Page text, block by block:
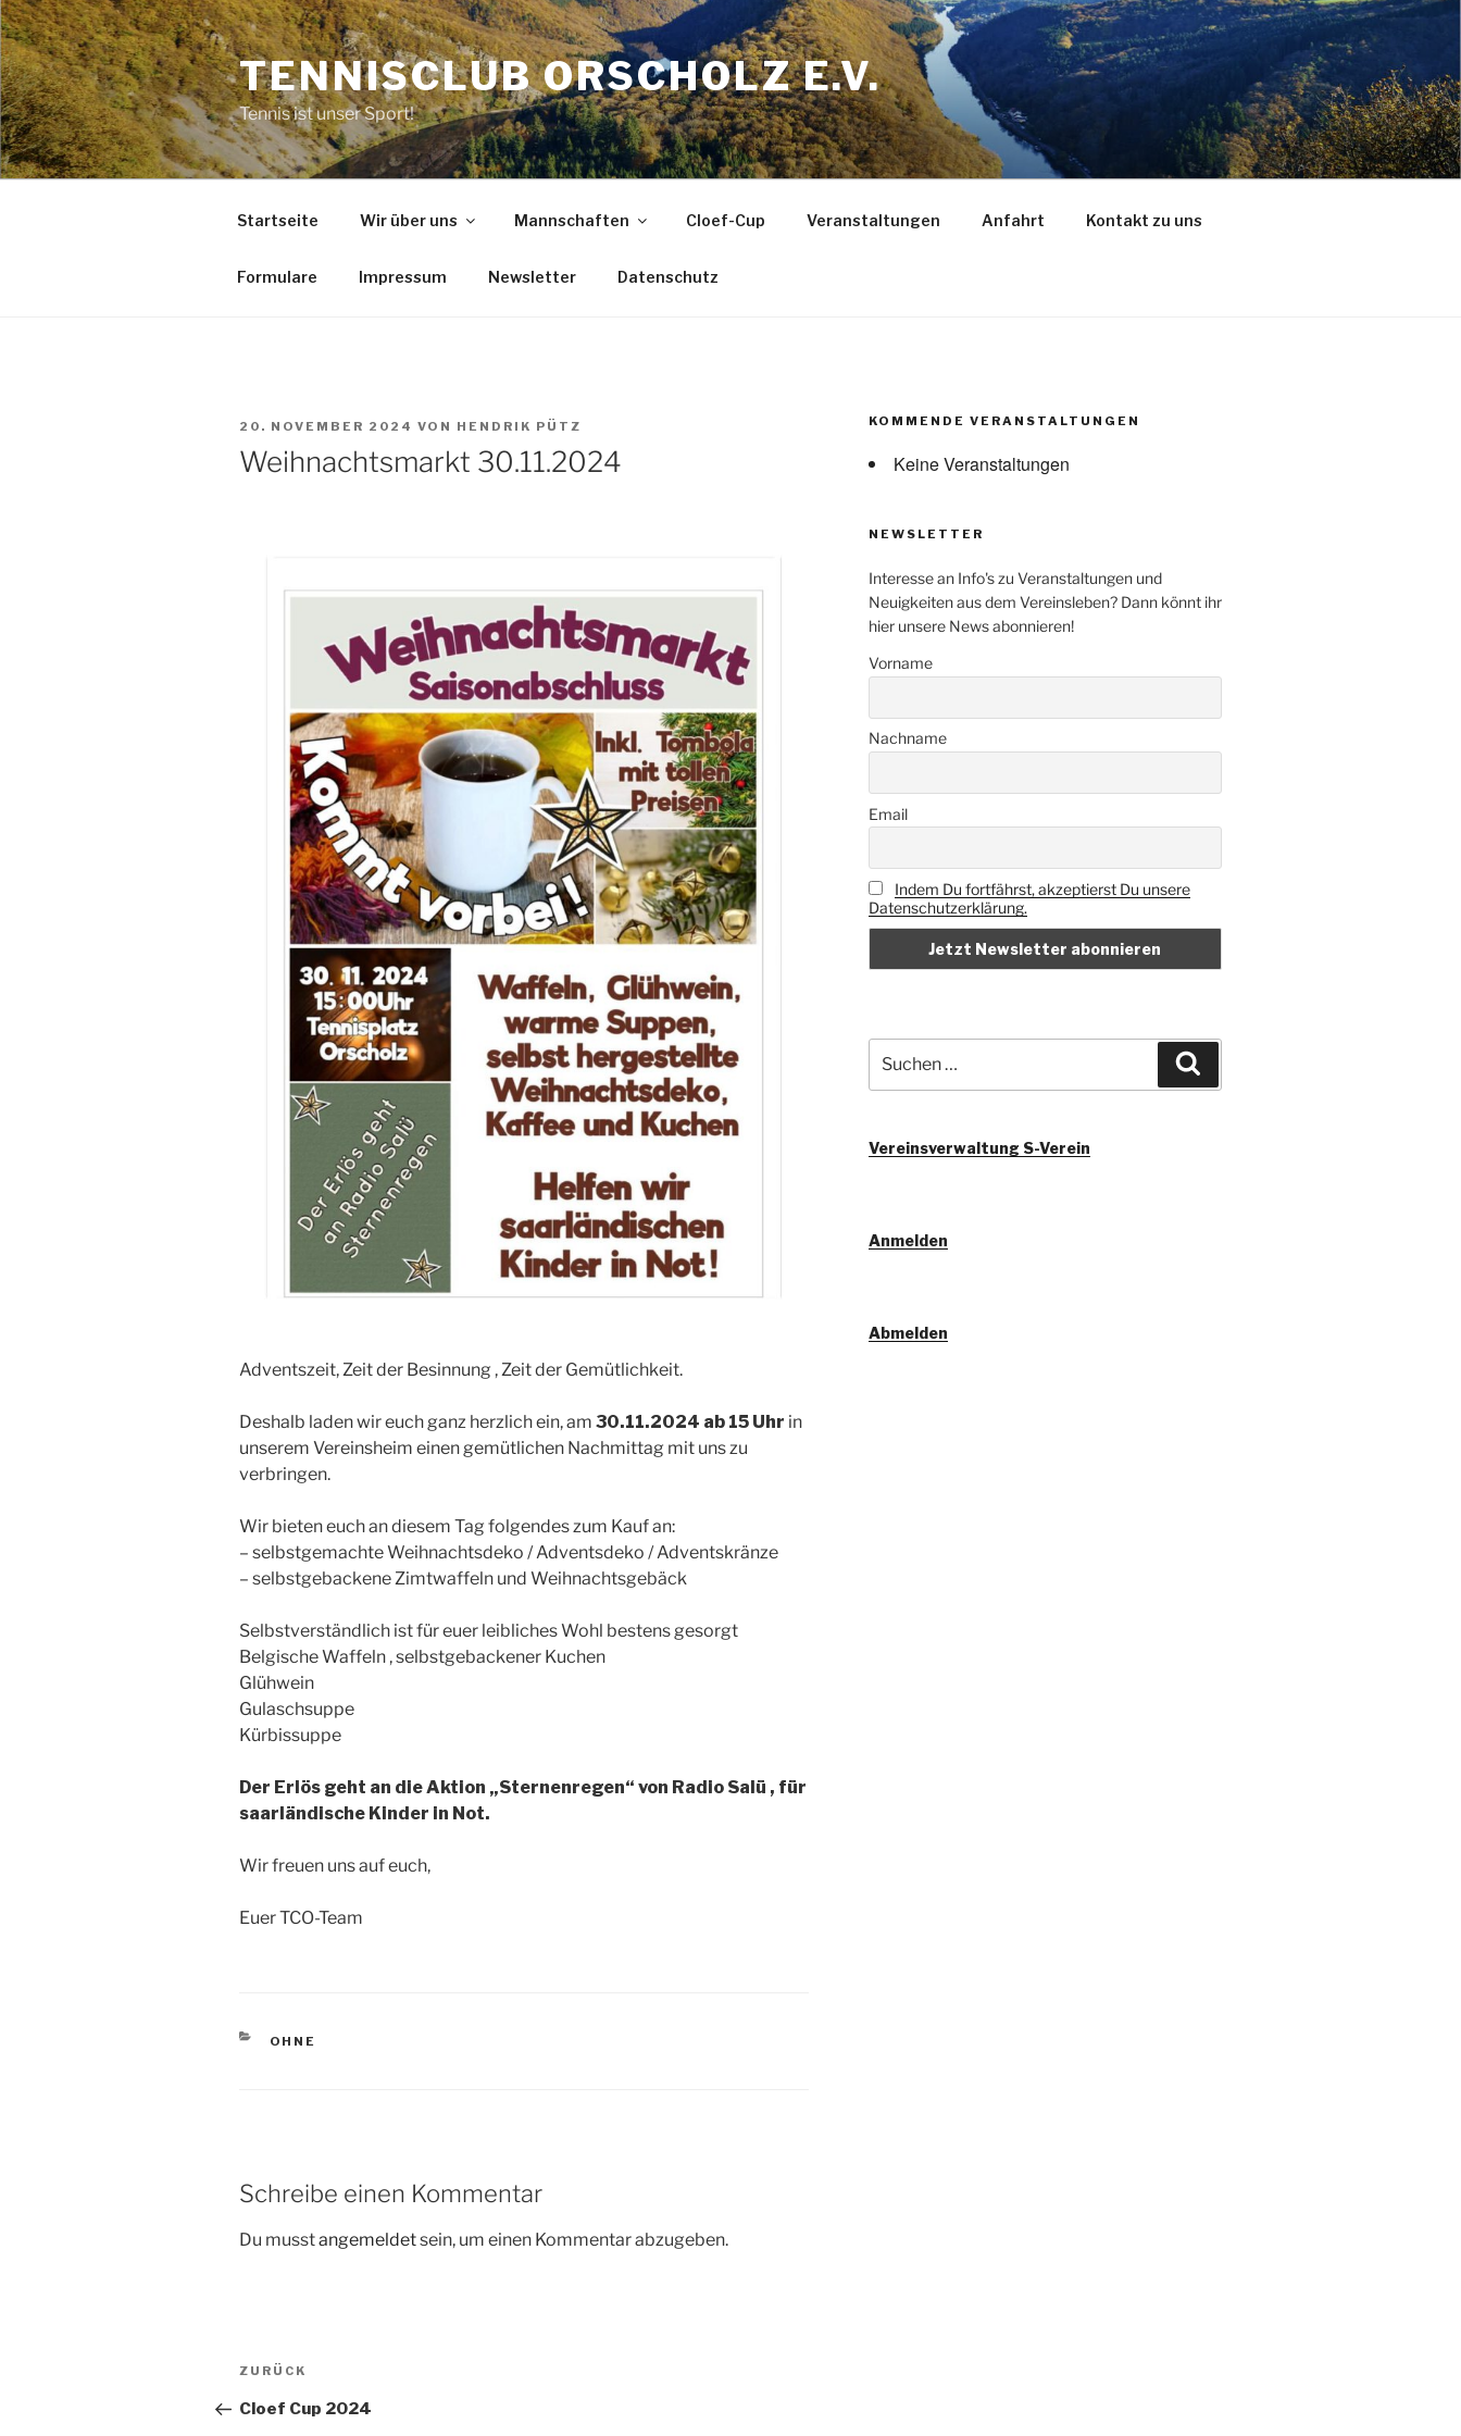
Zum
Inhalt
springen
TENNISCLUB ORSCHOLZ E.V.
Tennis ist unser Sport!
Startseite Wir über uns Mannschaften Cloef-Cup Veranstaltungen Anfahrt Kontakt zu uns
Formulare Impressum Newsletter Datenschutz
VERÖFFENTLICHT
AM
20. NOVEMBER 2024 VON HENDRIK PÜTZ
Weihnachtsmarkt 30.11.2024
Adventszeit, Zeit der Besinnung , Zeit der Gemütlichkeit.
Deshalb laden wir euch ganz herzlich ein, am 30.11.2024 ab 15 Uhr in
unserem Vereinsheim einen gemütlichen Nachmittag mit uns zu
verbringen.
Wir bieten euch an diesem Tag folgendes zum Kauf an:
– selbstgemachte Weihnachtsdeko / Adventsdeko / Adventskränze
– ⁠selbstgebackene Zimtwaffeln und Weihnachtsgebäck
Selbstverständlich ist für euer leibliches Wohl bestens gesorgt
Belgische Waffeln , selbstgebackener Kuchen
Glühwein
Gulaschsuppe
Kürbissuppe
Der Erlös geht an die Aktion „Sternenregen“ von Radio Salü , für
saarländische Kinder in Not.
Wir freuen uns auf euch,
Euer TCO-Team
KATEGORIEN
OHNE
Schreibe einen Kommentar
Du musstangemeldetsein, um einen Kommentar abzugeben.
Beitragsnavigation
Vorheriger
ZURÜCK
Cloef Cup 2024
KOMMENDE VERANSTALTUNGEN
Keine Veranstaltungen
NEWSLETTER
Interesse an Info's zu Veranstaltungen und
Neuigkeiten aus dem Vereinsleben? Dann könnt ihr
hier unsere News abonnieren!
Vorname
Nachname
Email
Indem Du fortfährst, akzeptierst Du unsere
Datenschutzerklärung.
nach:
Vereinsverwaltung S-Verein
Anmelden
Abmelden